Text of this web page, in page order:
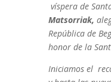
víspera de
Matsorriak,
República de
honor de la
Iniciamos el